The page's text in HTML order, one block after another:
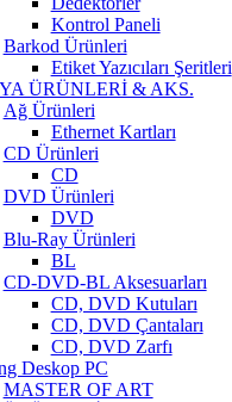
Kontrol Paneli
Barkod Ürünleri
Etiket Yazıcıları Şeritleri
ÜRÜNLERİ & AKS.
Ağ Ürünleri
Ethernet Kartları
CD Ürünleri
CD
DVD Ürünleri
DVD
Blu-Ray Ürünleri
BL
CD-DVD-BL Aksesuarları
CD, DVD Kutuları
CD, DVD Çantaları
CD, DVD Zarfı
Deskop PC
MASTER OF ART